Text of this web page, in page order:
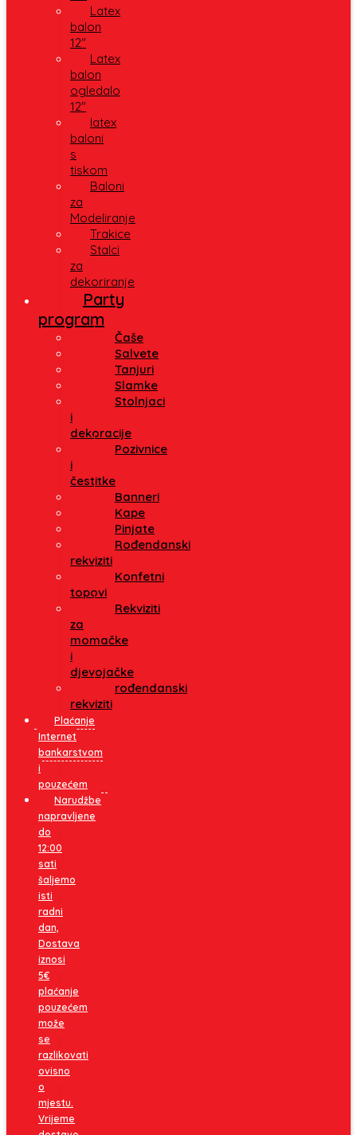
Latex
balon
12″
Latex
balon
ogledalo
12″
latex
baloni
s
tiskom
Baloni
za
Modeliranje
Trakice
Stalci
za
dekoriranje
Party
program
Čaše
Salvete
Tanjuri
Slamke
Stolnjaci
i
dekoracije
Pozivnice
i
čestitke
Banneri
Kape
Pinjate
Rođendanski
rekviziti
Konfetni
topovi
Rekviziti
za
momačke
i
djevojačke
rođendanski
rekviziti
Plaćanje
Internet
bankarstvom
i
pouzećem
Narudžbe
napravljene
do
12:00
sati
šaljemo
isti
radni
dan,
Dostava
iznosi
5€
plaćanje
pouzećem
može
se
razlikovati
ovisno
o
mjestu.
Vrijeme